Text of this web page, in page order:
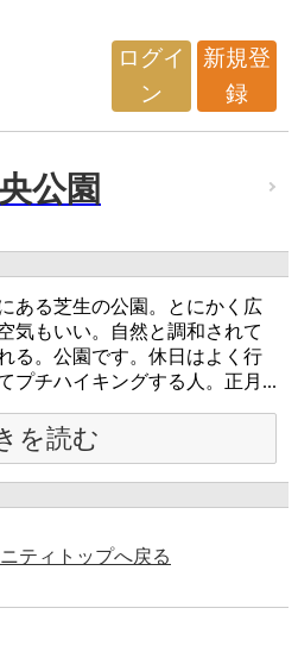
ログイ
ン
新規登
録
公園
ある芝生の公園。とにかく広
気もいい。自然と調和されて
る。公園です。休日はよく行
プチハイキングする人。正月...
を読む
ティトップへ戻る